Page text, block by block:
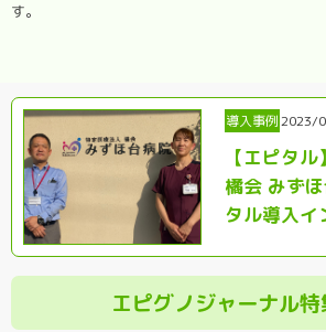
す。
導入事例2023/
【エピタ
橘会 みず
タル導入イ
エピグノジャーナル